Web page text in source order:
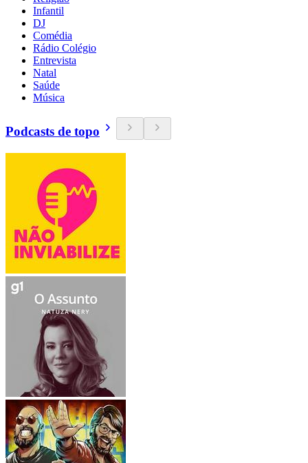
Infantil
DJ
Comédia
Rádio Colégio
Entrevista
Natal
Saúde
Música
Podcasts de topo